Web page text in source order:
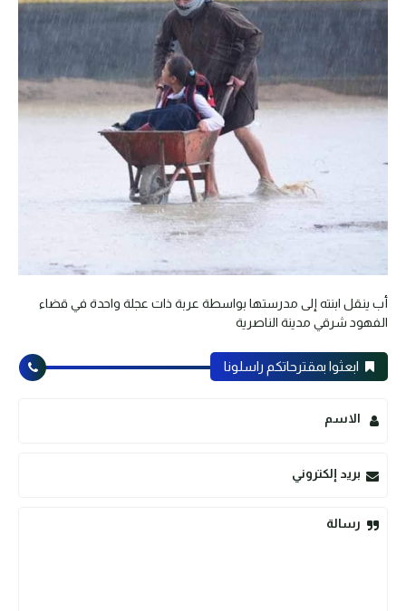
أب ينقل ابنته إلى مدرستها بواسطة عربة ذات عجلة واحدة في قضاء
الفهود شرقي مدينة الناصرية
ابعثوا بمقترحاتكم راسلونا
الاسم
بريد إلكتروني
رسالة